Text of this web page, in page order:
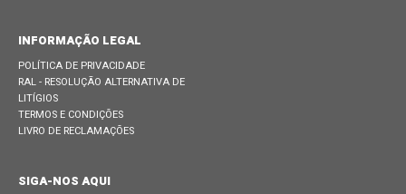
INFORMAÇÃO LEGAL
POLÍTICA DE PRIVACIDADE
RAL - RESOLUÇÃO ALTERNATIVA DE
LITÍGIOS
TERMOS E CONDIÇÕES
LIVRO DE RECLAMAÇÕES
SIGA-NOS AQUI